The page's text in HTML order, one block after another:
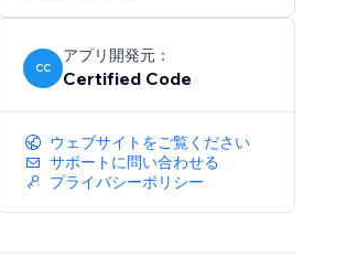
CC
アプリ開発元：
Certified Code
ウェブサイトをご覧ください
サポートに問い合わせる
プライバシーポリシー